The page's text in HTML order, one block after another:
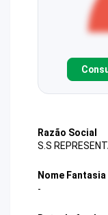
Razão Social
S.S
Nome Fantasia
-